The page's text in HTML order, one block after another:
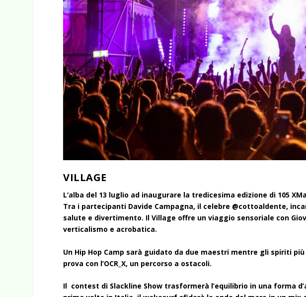
VILLAGE
L’alba del 13 luglio ad inaugurare la tredicesima edizione di 105
Tra i partecipanti Davide Campagna, il celebre @cottoaldente,
salute e divertimento. Il Village offre un viaggio sensoriale con
verticalismo e acrobatica.
Un Hip Hop Camp sarà guidato da due maestri mentre gli spiriti
prova con l’OCR_X, un percorso a ostacoli.
Il contest di Slackline Show trasformerà l’equilibrio in una forma